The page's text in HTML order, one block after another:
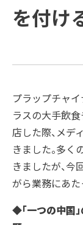
ご支援の進め
課題
COMPANY
トップメッセー
経営理念
ダイバーシテ
新着情報
PRAP PR
海外事業
Recruit
IR
を付け
プラップチャイ
ラスの大手飲
店した際、メ
きました。多
きましたが、今
がら業務にあた
◆「一つの中国